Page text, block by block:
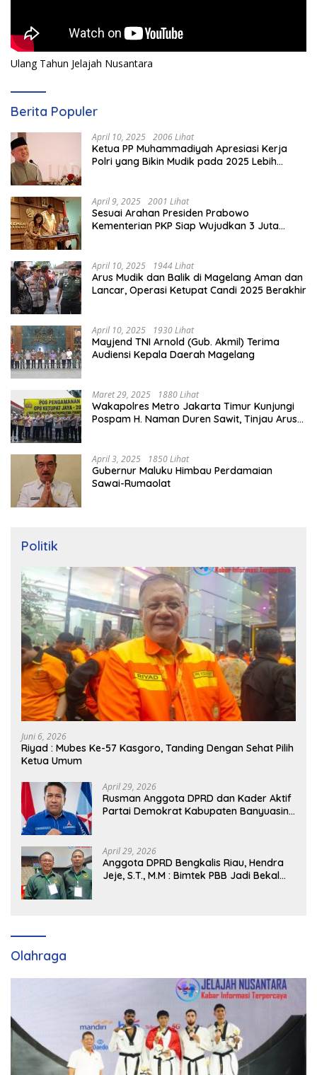
Ulang Tahun Jelajah Nusantara
Berita Populer
April 10, 2025 2006 Lihat
Ketua PP Muhammadiyah Apresiasi Kerja
Polri yang Bikin Mudik pada 2025 Lebih
April 9, 2025 2001 Lihat
Sesuai Arahan Presiden Prabowo
Kementerian PKP Siap Wujudkan 3 Juta
April 10, 2025 1944 Lihat
Arus Mudik dan Balik di Magelang Aman dan
Lancar, Operasi Ketupat Candi 2025 Berakhir
April 10, 2025 1930 Lihat
Mayjend TNI Arnold (Gub. Akmil) Terima
Audiensi Kepala Daerah Magelang
Maret 29, 2025 1880 Lihat
Wakapolres Metro Jakarta Timur Kunjungi
Pospam H. Naman Duren Sawit, Tinjau Arus
April 3, 2025 1850 Lihat
Gubernur Maluku Himbau Perdamaian
Sawai-Rumaolat
Politik
Juni 6, 2026
Riyad : Mubes Ke-57 Kasgoro, Tanding Dengan Sehat Pilih
Ketua Umum
April 29, 2026
Rusman Anggota DPRD dan Kader Aktif
Partai Demokrat Kabupaten Banyuasin
April 29, 2026
Anggota DPRD Bengkalis Riau, Hendra
Jeje, S.T., M.M : Bimtek PBB Jadi Bekal
Olahraga